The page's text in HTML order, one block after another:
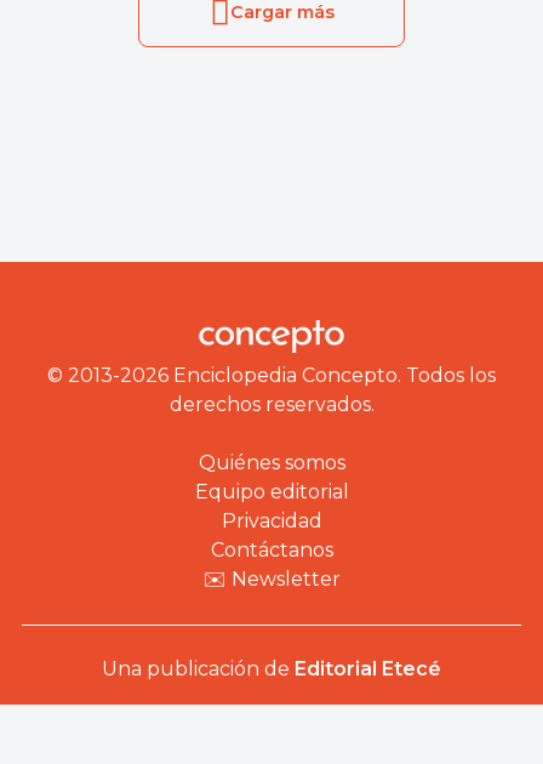
Cargar más
© 2013-2026 Enciclopedia Concepto. Todos los
derechos reservados.
Quiénes somos
Equipo editorial
Privacidad
Contáctanos
✉️ Newsletter
Una publicación de Editorial Etecé